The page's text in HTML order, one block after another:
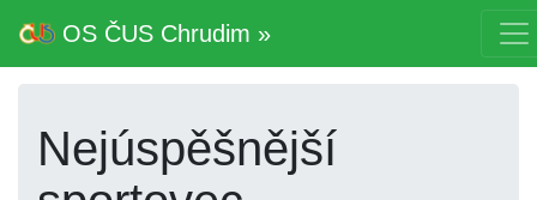
OS ČUS Chrudim »
Nejúspěšnější